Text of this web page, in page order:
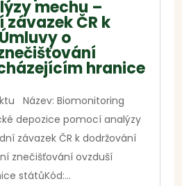
mechu –
ČR k
o
hranice
Název: Biomonitoring
depozice pomocí analýzy
závazek ČR k dodržování
znečišťování ovzduší
státůKód:...